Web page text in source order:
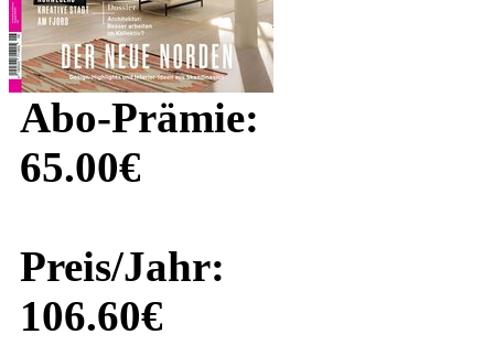
Abo-Prämie:
65.00€
Preis/Jahr:
106.60€